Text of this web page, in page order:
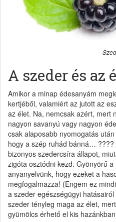
A szeder és az
Amikor a minap édesanyám
kertjéből, valamiért az jutott az
az élet. Na, nemcsak azért, mert
nagyon savanyú vagy nagyon
csak alaposabb nyomogatás
hogy a szép ruhád bánná…
bizonyos szedercsíra állapot,
zigóta osztódni kezd. Gyönyörű
anyanyelvünk, hogy ezeket a
megfogalmazza! (Engem ez
a szeder egészségügyi
szeder tényleg maga az élet,
gyümölcs érhető el kis